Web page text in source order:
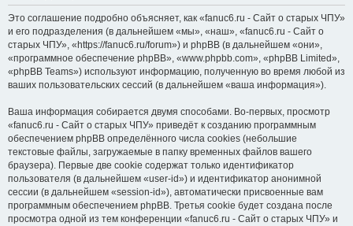
с
Это соглашение подробно объясняет, как «fanuc6.ru - Сайт о старых ЧПУ»
и его подразделения (в дальнейшем «мы», «наш», «fanuc6.ru - Сайт о
старых ЧПУ», «https://fanuc6.ru/forum») и phpBB (в дальнейшем «они»,
«программное обеспечение phpBB», «www.phpbb.com», «phpBB Limited»,
«phpBB Teams») используют информацию, полученную во время любой из
ваших пользовательских сессий (в дальнейшем «ваша информация»).
Ваша информация собирается двумя способами. Во-первых, просмотр
«fanuc6.ru - Сайт о старых ЧПУ» приведёт к созданию программным
обеспечением phpBB определённого числа cookies (небольшие
текстовые файлы, загружаемые в папку временных файлов вашего
браузера). Первые две cookie содержат только идентификатор
пользователя (в дальнейшем «user-id») и идентификатор анонимной
сессии (в дальнейшем «session-id»), автоматически присвоенные вам
программным обеспечением phpBB. Третья cookie будет создана после
просмотра одной из тем конференции «fanuc6.ru - Сайт о старых ЧПУ» и